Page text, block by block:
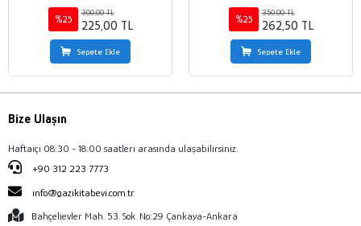
%25
300,00 TL
225,00 TL
Sepete Ekle
%25
350,00 TL
262,50 TL
Sepete Ekle
Bize Ulaşın
Haftaiçi 08:30 - 18:00 saatleri arasında ulaşabilirsiniz.
+90 312 223 7773
info@gazikitabevi.com.tr
Bahçelievler Mah. 53. Sok. No:29 Çankaya-Ankara